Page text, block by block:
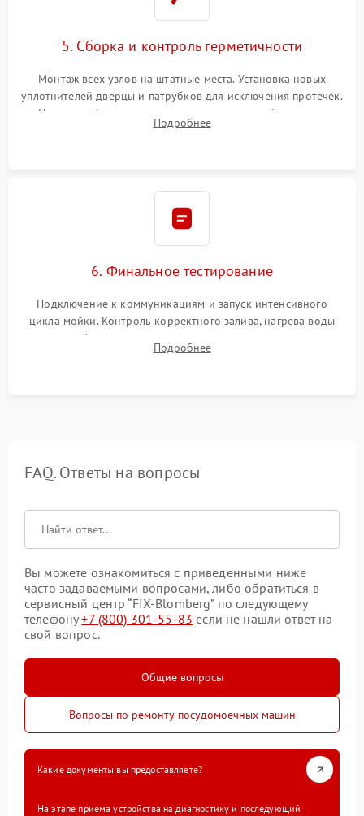
5. Сборка и контроль герметичности
Монтаж всех узлов на штатные места. Установка новых
уплотнителей дверцы и патрубков для исключения протечек.
Надежная фиксация хомутов гидравлической системы,
сборка корпуса и установка датчика поплавка.
Подробнее
6. Финальное тестирование
Подключение к коммуникациям и запуск интенсивного
цикла мойки. Контроль корректного залива, нагрева воды
до нужной температуры, отсутствия посторонних шумов,
штатного слива и абсолютной сухости в поддоне.
Подробнее
FAQ. Ответы на вопросы
Вы можете ознакомиться с приведенными ниже
часто задаваемыми вопросами, либо обратиться в
сервисный центр “FIX-Blomberg” по следующему
телефону+7 (800) 301-55-83 если не нашли ответ на
свой вопрос.
Общие вопросы
Вопросы по ремонту посудомоечных машин
Какие документы вы предоставляете?
На этапе приема устройства на диагностику и последующий